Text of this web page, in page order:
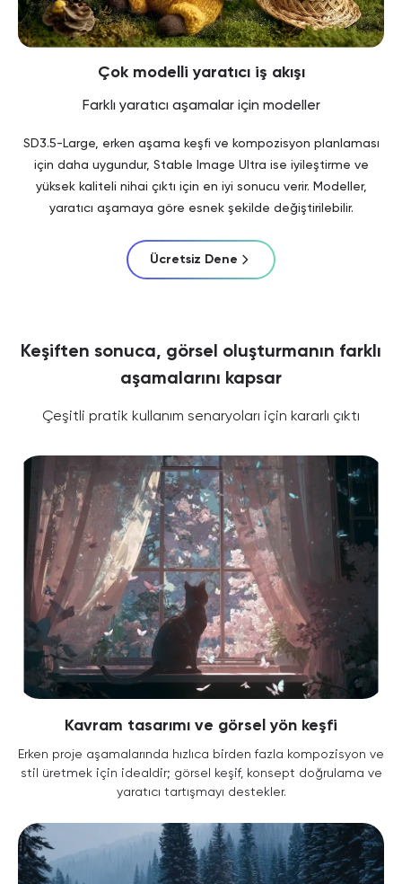
Çok modelli yaratıcı iş akışı
Farklı yaratıcı aşamalar için modeller
SD3.5-Large, erken aşama keşfi ve kompozisyon planlaması
için daha uygundur, Stable Image Ultra ise iyileştirme ve
yüksek kaliteli nihai çıktı için en iyi sonucu verir. Modeller,
yaratıcı aşamaya göre esnek şekilde değiştirilebilir.
Ücretsiz Dene
Keşiften sonuca, görsel oluşturmanın farklı
aşamalarını kapsar
Çeşitli pratik kullanım senaryoları için kararlı çıktı
Kavram tasarımı ve görsel yön keşfi
Erken proje aşamalarında hızlıca birden fazla kompozisyon ve
stil üretmek için idealdir; görsel keşif, konsept doğrulama ve
yaratıcı tartışmayı destekler.